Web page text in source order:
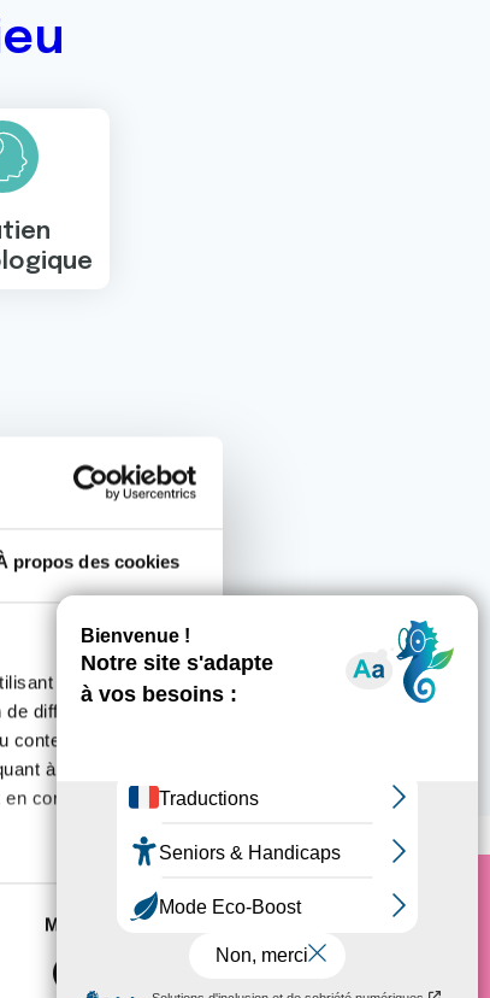
propos des cookies
des
diffuser des
ainsi que de
à l'utilisation de
consultant la
mètres près
Marketing
lieu